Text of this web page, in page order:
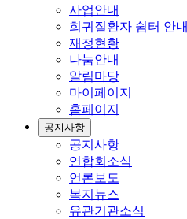
사업안내
희귀질환자 쉼터 안내
재정현황
나눔안내
알림마당
마이페이지
홈페이지
공지사항
공지사항
연합회소식
언론보도
복지뉴스
유관기관소식